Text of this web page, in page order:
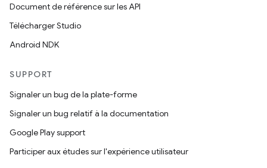
Document de référence sur les API
Télécharger Studio
Android NDK
SUPPORT
Signaler un bug de la plate-forme
Signaler un bug relatif à la documentation
Google Play support
Participer aux études sur l'expérience utilisateur